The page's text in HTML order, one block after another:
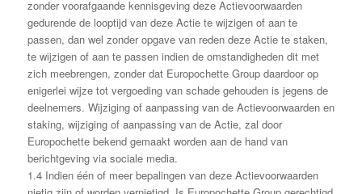
zonder voorafgaande kennisgeving deze Actievoorwaarden
gedurende de looptijd van deze Actie te wijzigen of aan te
passen, dan wel zonder opgave van reden deze Actie te staken,
te wijzigen of aan te passen indien de omstandigheden dit met
zich meebrengen, zonder dat Europochette Group daardoor op
enigerlei wijze tot vergoeding van schade gehouden is jegens de
deelnemers. Wijziging of aanpassing van de Actievoorwaarden en
staking, wijziging of aanpassing van de Actie, zal door
Europochette bekend gemaakt worden aan de hand van
berichtgeving via sociale media.
1.4 Indien één of meer bepalingen van deze Actievoorwaarden